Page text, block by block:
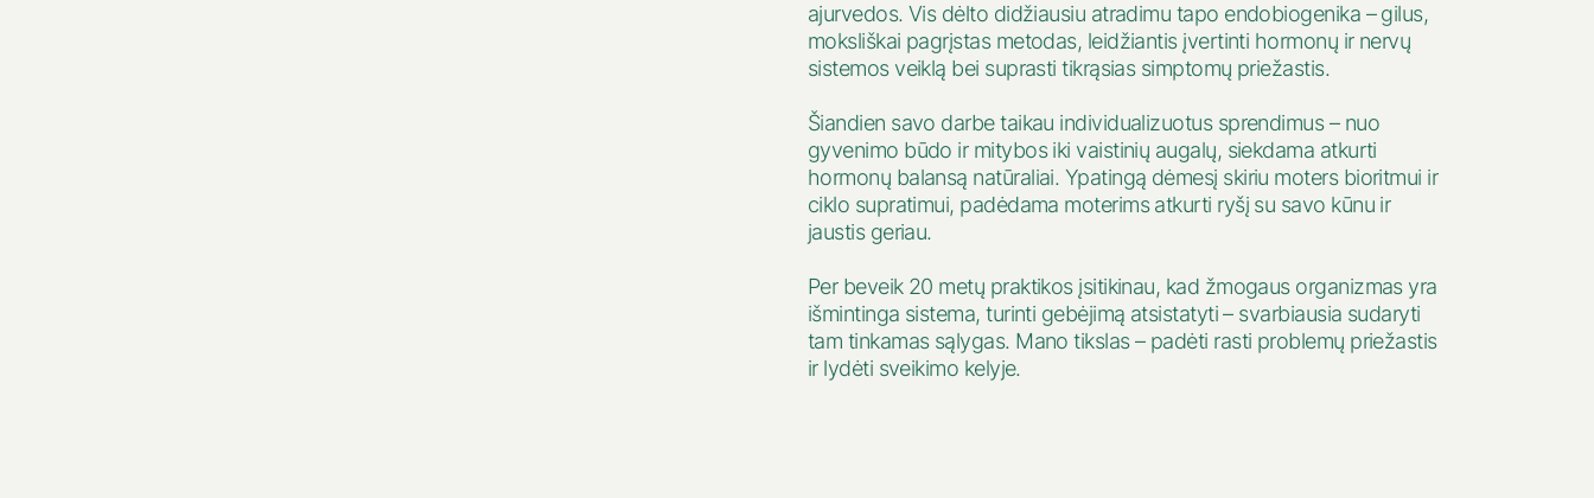
ajurvedos. Vis dėlto didžiausiu atradimu tapo endobiogenika – gilus,
moksliškai pagrįstas metodas, leidžiantis įvertinti hormonų ir nervų
sistemos veiklą bei suprasti tikrąsias simptomų priežastis.
Šiandien savo darbe taikau individualizuotus sprendimus – nuo
gyvenimo būdo ir mitybos iki vaistinių augalų, siekdama atkurti
hormonų balansą natūraliai. Ypatingą dėmesį skiriu moters bioritmui ir
ciklo supratimui, padėdama moterims atkurti ryšį su savo kūnu ir
jaustis geriau.
Per beveik 20 metų praktikos įsitikinau, kad žmogaus organizmas yra
išmintinga sistema, turinti gebėjimą atsistatyti – svarbiausia sudaryti
tam tinkamas sąlygas. Mano tikslas – padėti rasti problemų priežastis
ir lydėti sveikimo kelyje.